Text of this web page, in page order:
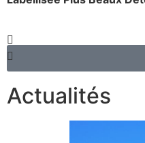
Actualités